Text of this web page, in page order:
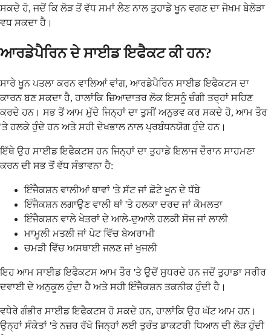
ਸਕਦੇ ਹੋ, ਜਦੋਂ ਕਿ ਲੋੜ ਤੋਂ ਵੱਧ ਸਮਾਂ ਲੈਣ ਨਾਲ ਤੁਹਾਡੇ ਖੂਨ ਵਗਣ ਦਾ ਜੋਖਮ ਬੇਲੋੜਾ
ਵਧ ਸਕਦਾ ਹੈ।
ਆਰਡੇਪੈਰਿਨ ਦੇ ਸਾਈਡ ਇਫੈਕਟ ਕੀ ਹਨ?
ਸਾਰੇ ਖੂਨ ਪਤਲਾ ਕਰਨ ਵਾਲਿਆਂ ਵਾਂਗ, ਆਰਡੇਪੈਰਿਨ ਸਾਈਡ ਇਫੈਕਟਸ ਦਾ
ਕਾਰਨ ਬਣ ਸਕਦਾ ਹੈ, ਹਾਲਾਂਕਿ ਜ਼ਿਆਦਾਤਰ ਲੋਕ ਇਸਨੂੰ ਚੰਗੀ ਤਰ੍ਹਾਂ ਸਹਿਣ
ਕਰਦੇ ਹਨ। ਸਭ ਤੋਂ ਆਮ ਮੁੱਦੇ ਜਿਨ੍ਹਾਂ ਦਾ ਤੁਸੀਂ ਅਨੁਭਵ ਕਰ ਸਕਦੇ ਹੋ, ਆਮ ਤੌਰ
'ਤੇ ਹਲਕੇ ਹੁੰਦੇ ਹਨ ਅਤੇ ਸਹੀ ਦੇਖਭਾਲ ਨਾਲ ਪ੍ਰਬੰਧਨਯੋਗ ਹੁੰਦੇ ਹਨ।
ਇੱਥੇ ਉਹ ਸਾਈਡ ਇਫੈਕਟਸ ਹਨ ਜਿਨ੍ਹਾਂ ਦਾ ਤੁਹਾਡੇ ਇਲਾਜ ਦੌਰਾਨ ਸਾਹਮਣਾ
ਕਰਨ ਦੀ ਸਭ ਤੋਂ ਵੱਧ ਸੰਭਾਵਨਾ ਹੈ:
ਇੰਜੈਕਸ਼ਨ ਵਾਲੀਆਂ ਥਾਵਾਂ 'ਤੇ ਸੱਟ ਜਾਂ ਛੋਟੇ ਖੂਨ ਦੇ ਧੱਬੇ
ਇੰਜੈਕਸ਼ਨ ਲਗਾਉਣ ਵਾਲੀ ਥਾਂ 'ਤੇ ਹਲਕਾ ਦਰਦ ਜਾਂ ਕੋਮਲਤਾ
ਇੰਜੈਕਸ਼ਨ ਵਾਲੇ ਖੇਤਰਾਂ ਦੇ ਆਲੇ-ਦੁਆਲੇ ਹਲਕੀ ਸੋਜ ਜਾਂ ਲਾਲੀ
ਮਾਮੂਲੀ ਮਤਲੀ ਜਾਂ ਪੇਟ ਵਿੱਚ ਬੇਅਰਾਮੀ
ਚਮੜੀ ਵਿੱਚ ਅਸਥਾਈ ਜਲਣ ਜਾਂ ਖੁਜਲੀ
ਇਹ ਆਮ ਸਾਈਡ ਇਫੈਕਟਸ ਆਮ ਤੌਰ 'ਤੇ ਉਦੋਂ ਸੁਧਰਦੇ ਹਨ ਜਦੋਂ ਤੁਹਾਡਾ ਸਰੀਰ
ਦਵਾਈ ਦੇ ਅਨੁਕੂਲ ਹੁੰਦਾ ਹੈ ਅਤੇ ਸਹੀ ਇੰਜੈਕਸ਼ਨ ਤਕਨੀਕ ਹੁੰਦੀ ਹੈ।
ਵਧੇਰੇ ਗੰਭੀਰ ਸਾਈਡ ਇਫੈਕਟਸ ਹੋ ਸਕਦੇ ਹਨ, ਹਾਲਾਂਕਿ ਉਹ ਘੱਟ ਆਮ ਹਨ।
ਉਨ੍ਹਾਂ ਸੰਕੇਤਾਂ 'ਤੇ ਨਜ਼ਰ ਰੱਖੋ ਜਿਨ੍ਹਾਂ ਲਈ ਤੁਰੰਤ ਡਾਕਟਰੀ ਧਿਆਨ ਦੀ ਲੋੜ ਹੁੰਦੀ